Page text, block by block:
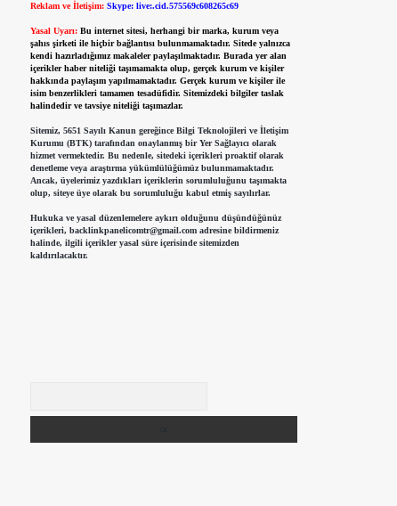
Reklam ve İletişim: Skype: live:.cid.575569c608265c69
Yasal Uyarı: Bu internet sitesi, herhangi bir marka, kurum veya
şahıs şirketi ile hiçbir bağlantısı bulunmamaktadır. Sitede yalnızca
kendi hazırladığımız makaleler paylaşılmaktadır. Burada yer alan
içerikler haber niteliği taşımamakta olup, gerçek kurum ve kişiler
hakkında paylaşım yapılmamaktadır. Gerçek kurum ve kişiler ile
isim benzerlikleri tamamen tesadüfidir. Sitemizdeki bilgiler taslak
halindedir ve tavsiye niteliği taşımazlar.
Sitemiz, 5651 Sayılı Kanun gereğince Bilgi Teknolojileri ve İletişim
Kurumu (BTK) tarafından onaylanmış bir Yer Sağlayıcı olarak
hizmet vermektedir. Bu nedenle, sitedeki içerikleri proaktif olarak
denetleme veya araştırma yükümlülüğümüz bulunmamaktadır.
Ancak, üyelerimiz yazdıkları içeriklerin sorumluluğunu taşımakta
olup, siteye üye olarak bu sorumluluğu kabul etmiş sayılırlar.
Hukuka ve yasal düzenlemelere aykırı olduğunu düşündüğünüz
içerikleri, backlinkpanelicomtr@gmail.comadresine bildirmeniz
halinde, ilgili içerikler yasal süre içerisinde sitemizden
kaldırılacaktır.